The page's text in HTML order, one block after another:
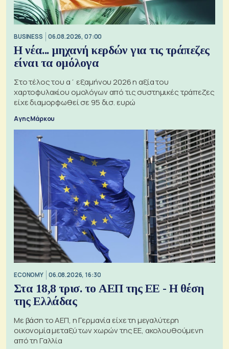
BUSINESS 06.08.2026, 07:00
Η νέα... μηχανή κερδών για τις τράπεζες
είναι τα ομόλογα
Στο τέλος του α΄ εξαμήνου 2026 η αξία του
χαρτοφυλακίου ομολόγων από τις συστημικές τράπεζες
είχε διαμορφωθεί σε 95 δισ. ευρώ
Αγης Μάρκου
ECONOMY 06.08.2026, 16:30
Στα 18,8 τρισ. το ΑΕΠ της ΕΕ - Η θέση
της Ελλάδας
Με βάση το ΑΕΠ, η Γερμανία είχε τη μεγαλύτερη
οικονομία μεταξύ των χωρών της ΕΕ, ακολουθούμενη
από τη Γαλλία